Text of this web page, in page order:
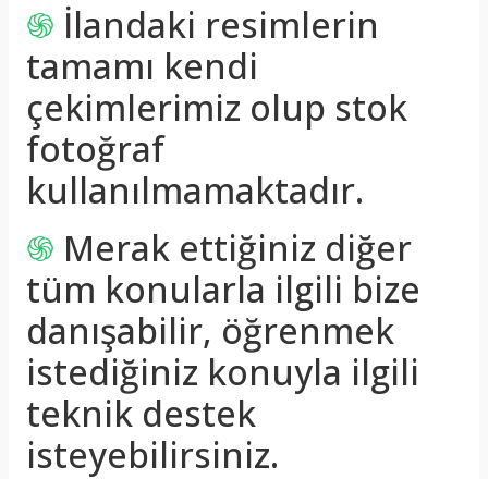
֍ İlandaki resimlerin
tamamı kendi
çekimlerimiz olup stok
fotoğraf
kullanılmamaktadır.
֍ Merak ettiğiniz diğer
tüm konularla ilgili bize
danışabilir, öğrenmek
istediğiniz konuyla ilgili
teknik destek
isteyebilirsiniz.